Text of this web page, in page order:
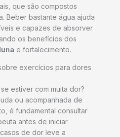
que são compostos
Beber bastante água ajuda
e capazes de absorver
os benefícios dos
e fortalecimento.
exercícios para dores
estiver com muita dor?
ou acompanhada de
é fundamental consultar
antes de iniciar
de dor leve a